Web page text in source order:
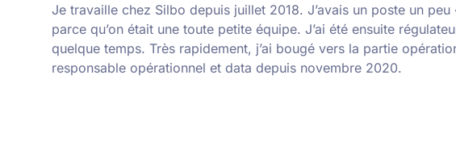
Je travaille chez Silbo depuis juillet 2018. J’avais un poste un
parce qu’on était une toute petite équipe. J’ai été ensuite
quelque temps. Très rapidement, j’ai bougé vers la partie
responsable opérationnel et data depuis novembre 2020.